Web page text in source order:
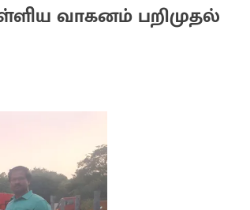
வாகனம் பறிமுதல்